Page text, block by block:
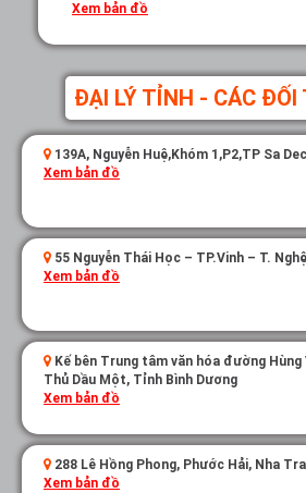
Xem bản đồ
ĐẠI LÝ TỈNH - CÁC ĐỐI
139A, Nguyễn Huệ,Khóm 1,P2,TP Sa
Xem bản đồ
55 Nguyễn Thái Học – TP.Vinh – T.
Xem bản đồ
Kế bên Trung tâm văn hóa đường Hùng
Thủ Dầu Một, Tỉnh Bình Dương
Xem bản đồ
288 Lê Hồng Phong, Phước Hải, Nha
Xem bản đồ